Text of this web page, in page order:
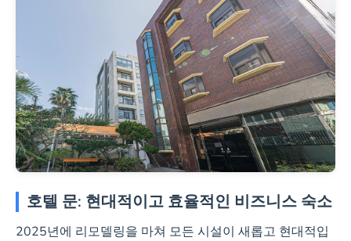
호텔 문: 현대적이고 효율적인 비즈니스 숙소
2025년에 리모델링을 마쳐 모든 시설이 새롭고 현대적입